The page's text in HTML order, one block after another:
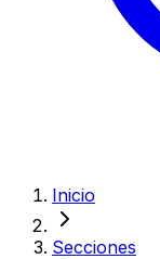
Inicio
Secciones